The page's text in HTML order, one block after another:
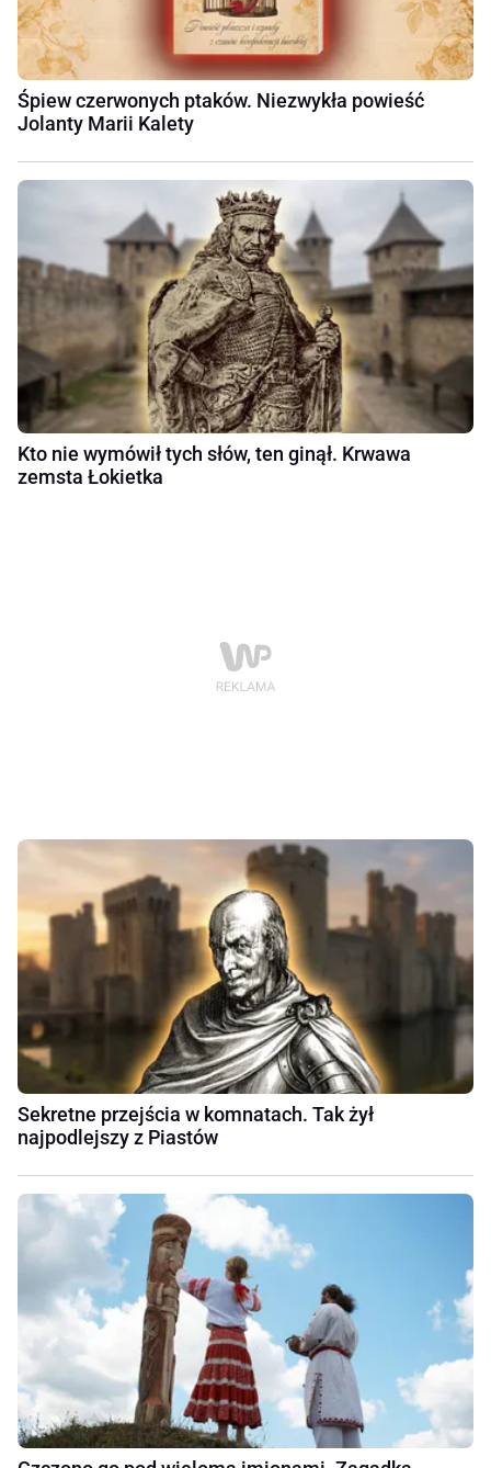
Śpiew czerwonych ptaków. Niezwykła powieść
Jolanty Marii Kalety
Kto nie wymówił tych słów, ten ginął. Krwawa
zemsta Łokietka
Sekretne przejścia w komnatach. Tak żył
najpodlejszy z Piastów